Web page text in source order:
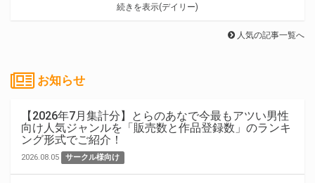
続きを表示(デイリー)
人気の記事一覧へ
お知らせ
【2026年7月集計分】とらのあなで今最もアツい男性
向け人気ジャンルを「販売数と作品登録数」のランキ
ング形式でご紹介！
2026.08.05 サークル様向け